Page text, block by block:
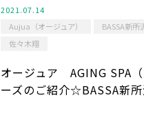
2021.07.14
Aujua（オージュア）
BASSA新所
佐々木翔
オージュア AGING SPA
ーズのご紹介☆BASSA新